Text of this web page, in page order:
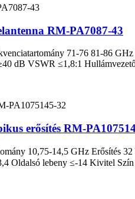
RM-PA7087-43
71-76 81-86
dB VSWR ≤1,8:1
erősítés RM-
10,75-14,5 GHz Erősítés
Oldalsó lebeny ≤-14 Kivitel